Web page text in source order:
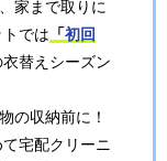
家まで取りに
では 「初回
替えシーズン
の収納前に！
宅配クリーニ